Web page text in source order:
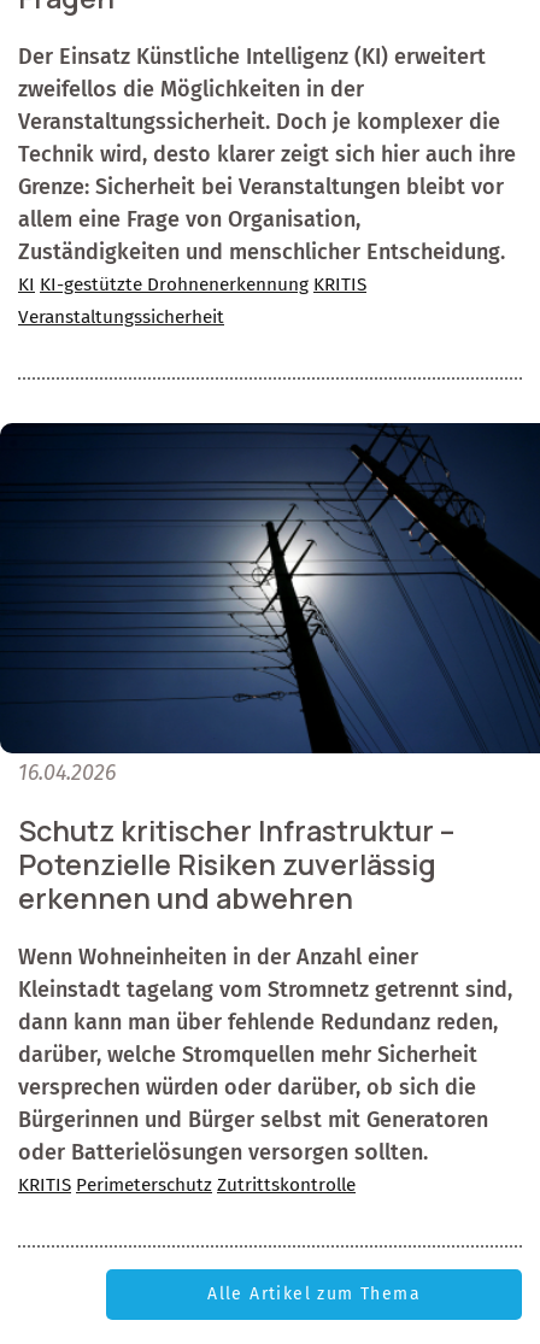
Der Einsatz Künstliche Intelligenz (KI) erweitert
zweifellos die Möglichkeiten in der
Veranstaltungssicherheit. Doch je komplexer die
Technik wird, desto klarer zeigt sich hier auch ihre
Grenze: Sicherheit bei Veranstaltungen bleibt vor
allem eine Frage von Organisation,
Zuständigkeiten und menschlicher Entscheidung.
KI KI-gestützte Drohnenerkennung KRITIS
Veranstaltungssicherheit
16.04.2026
Schutz kritischer Infrastruktur –
Potenzielle Risiken zuverlässig
erkennen und abwehren
Wenn Wohneinheiten in der Anzahl einer
Kleinstadt tagelang vom Stromnetz getrennt sind,
dann kann man über fehlende Redundanz reden,
darüber, welche Stromquellen mehr Sicherheit
versprechen würden oder darüber, ob sich die
Bürgerinnen und Bürger selbst mit Generatoren
oder Batterielösungen versorgen sollten.
KRITIS Perimeterschutz Zutrittskontrolle
Alle Artikel zum Thema